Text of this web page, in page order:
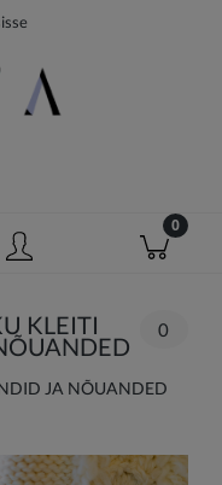
KLEITI 0
JA NÕUANDED